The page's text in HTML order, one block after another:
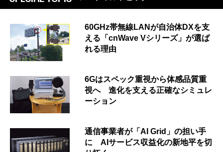
60GHz帯無線LANが自治体DXを支
える「cnWave Vシリーズ」が選ば
れる理由
6Gはスペック重視から体感品質重
視へ 進化を支える正確なシミュレ
ーション
通信事業者が「AI Grid」の担い手
に AIサービス収益化の新地平を切